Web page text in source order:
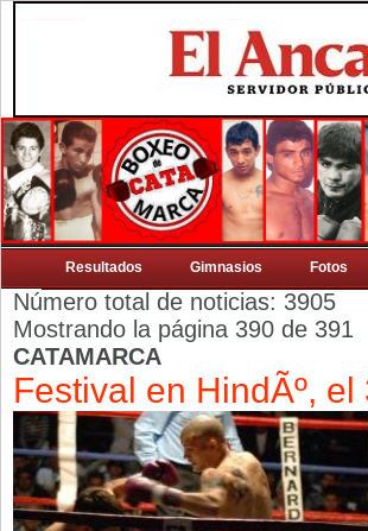
Resultados Gimnasios Fotos
Número total de noticias: 3905
Mostrando la página 390 de 391
CATAMARCA
Festival en HindÃº, el